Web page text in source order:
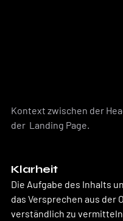
Kontext zwischen der
der  Landing Page.
Klarheit
Die Aufgabe des Inhalts
das Versprechen aus der
verständlich zu